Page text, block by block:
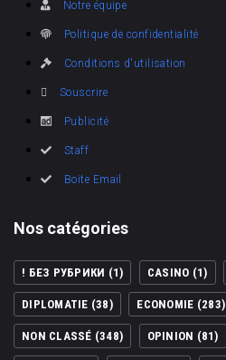
Notre équipe
Politique de confidentialité
Conditions d'utilisation
Souscrire
Publicité
Staff
Boite Email
Nos catégories
! БЕЗ РУБРИКИ (1) CASINO (1)
DIPLOMATIE (38) ECONOMIE (283)
NON CLASSÉ (348) OPINION (81)